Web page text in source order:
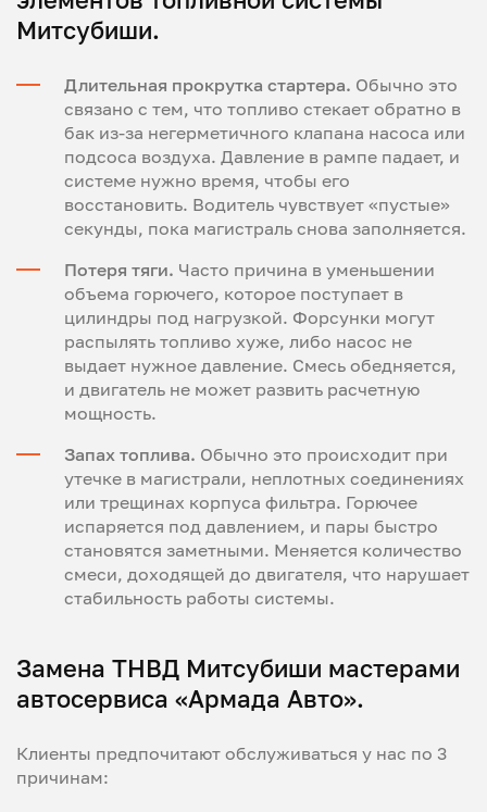
Митсубиши.
Длительная прокрутка стартера. Обычно это
связано с тем, что топливо стекает обратно в
бак из-за негерметичного клапана насоса или
подсоса воздуха. Давление в рампе падает, и
системе нужно время, чтобы его
восстановить. Водитель чувствует «пустые»
секунды, пока магистраль снова заполняется.
Потеря тяги. Часто причина в уменьшении
объема горючего, которое поступает в
цилиндры под нагрузкой. Форсунки могут
распылять топливо хуже, либо насос не
выдает нужное давление. Смесь обедняется,
и двигатель не может развить расчетную
мощность.
Запах топлива. Обычно это происходит при
утечке в магистрали, неплотных соединениях
или трещинах корпуса фильтра. Горючее
испаряется под давлением, и пары быстро
становятся заметными. Меняется количество
смеси, доходящей до двигателя, что нарушает
стабильность работы системы.
Замена ТНВД Митсубиши мастерами
автосервиса «Армада Авто».
Клиенты предпочитают обслуживаться у нас по 3
причинам: